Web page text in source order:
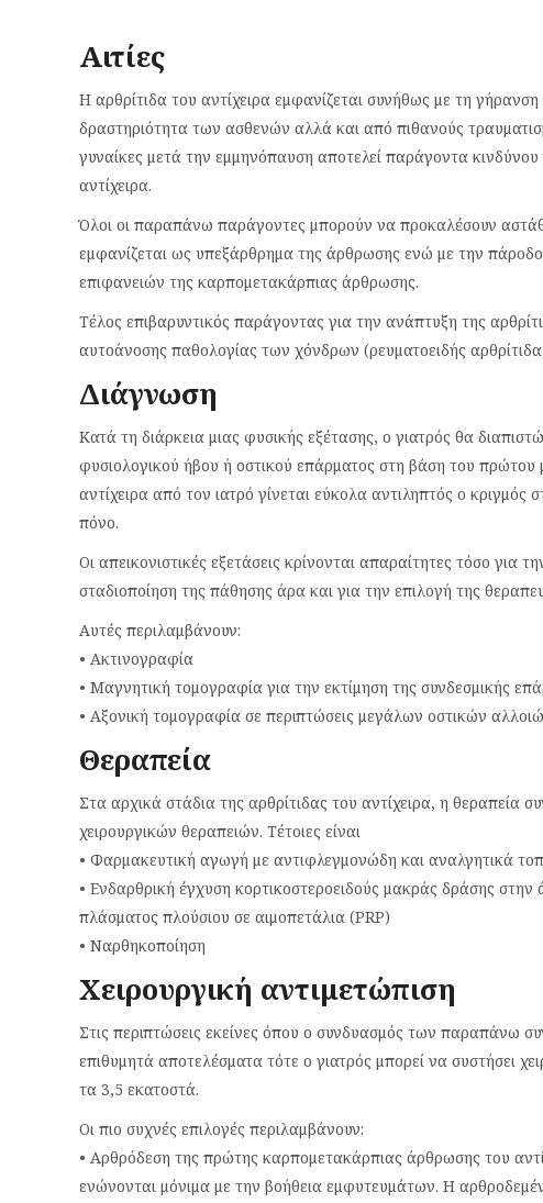
Αιτίες
Η αρθρίτιδα του αντίχειρα εμφανίζεται συνήθως με τη
δραστηριότητα των ασθενών αλλά και από πιθανούς
γυναίκες μετά την εμμηνόπαυση αποτελεί παράγοντα
αντίχειρα.
Όλοι οι παραπάνω παράγοντες μπορούν να προκαλέσουν
εμφανίζεται ως υπεξάρθρημα της άρθρωσης ενώ με την
επιφανειών της καρπομετακάρπιας άρθρωσης.
Τέλος επιβαρυντικός παράγοντας για την ανάπτυξη της
αυτοάνοσης παθολογίας των χόνδρων (ρευματοειδής
Διάγνωση
Κατά τη διάρκεια μιας φυσικής εξέτασης, ο γιατρός θα
φυσιολογικού ήβου ή οστικού επάρματος στη βάση του πρώτου
αντίχειρα από τον ιατρό γίνεται εύκολα αντιληπτός ο
πόνο.
Οι απεικονιστικές εξετάσεις κρίνονται απαραίτητες τόσο για
σταδιοποίηση της πάθησης άρα και για την επιλογή της
Αυτές περιλαμβάνουν:
• Ακτινογραφία
• Μαγνητική τομογραφία για την εκτίμηση της συνδεσμικής
• Αξονική τομογραφία σε περιπτώσεις μεγάλων οστικών
Θεραπεία
Στα αρχικά στάδια της αρθρίτιδας του αντίχειρα, η θεραπεία
χειρουργικών θεραπειών. Τέτοιες είναι
• Φαρμακευτική αγωγή με αντιφλεγμονώδη και αναλγητικά
• Ενδαρθρική έγχυση κορτικοστεροειδούς μακράς δράσης
πλάσματος πλούσιου σε αιμοπετάλια (PRP)
• Ναρθηκοποίηση
Χειρουργική αντιμετώπιση
Στις περιπτώσεις εκείνες όπου ο συνδυασμός των παραπάνω
επιθυμητά αποτελέσματα τότε ο γιατρός μπορεί να συστήσει
τα 3,5 εκατοστά.
Οι πιο συχνές επιλογές περιλαμβάνουν:
• Αρθρόδεση της πρώτης καρπομετακάρπιας άρθρωσης του
ενώνονται μόνιμα με την βοήθεια εμφυτευμάτων. Η